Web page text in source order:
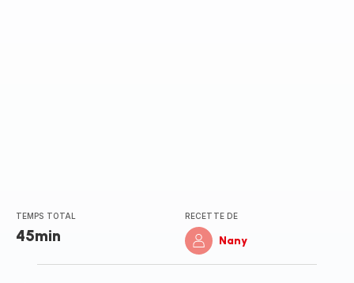
TEMPS TOTAL
45min
RECETTE DE
Nany